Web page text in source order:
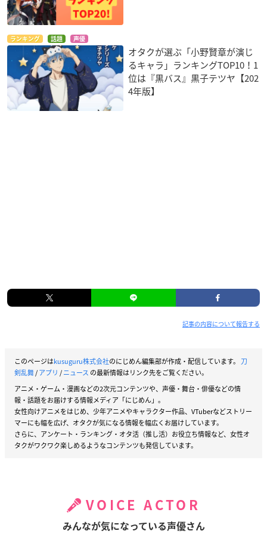
ランキング 話題 声優
オタクが選ぶ「小野賢章が演じ
るキャラ」ランキングTOP10！1
位は『黒バス』黒子テツヤ【202
4年版】
記事の内容について報告する
このページはkusuguru株式会社のにじめん編集部が作成・配信しています。 刀
剣乱舞/アプリ /ニュース の最新情報はリンク先をご覧ください。
アニメ・ゲーム・漫画などの2次元コンテンツや、声優・舞台・俳優などの情
報・話題をお届けする情報メディア「にじめん」。
女性向けアニメをはじめ、少年アニメやキャラクター作品、VTuberなどストリー
マーにも幅を広げ、オタクが気になる情報を幅広くお届けしています。
さらに、アンケート・ランキング・オタ活（推し活）お役立ち情報など、女性オ
タクがワクワク楽しめるようなコンテンツも発信しています。
VOICE ACTOR
みんなが気になっている声優さん